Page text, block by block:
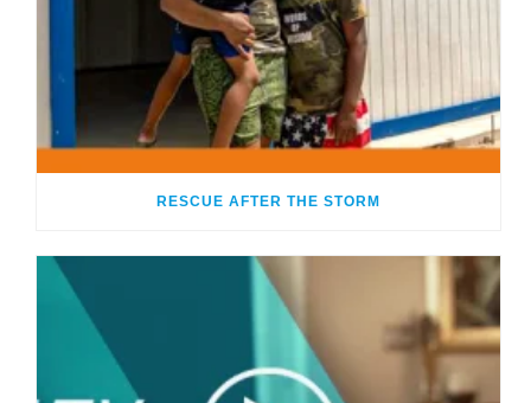
RESCUE AFTER THE STORM